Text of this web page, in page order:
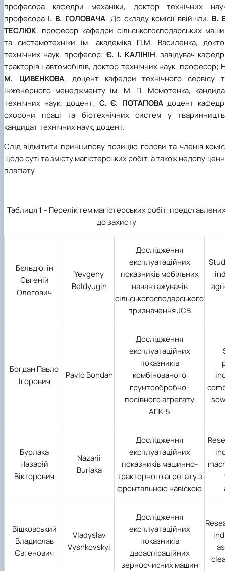
професора кафедри механіки, доктор технічних
професора І. В. ГОЛОВАЧА. До складу комісії ввійшли: В.
ТЕСЛЮК, професор кафедри сільськогосподарських
та системотехніки ім. академіка П.М. Василенка,
технічних наук, професор; Є. І. КАЛІНІН, завідувач
тракторів і автомобілів, доктор технічних наук, професор;
М. ЦИВЕНКОВА, доцент кафедри технічного сервісу
інженерного менеджменту ім. М. П. Момотенка,
технічних наук, доцент; С. Є. ПОТАПОВА доцент
охорони праці та біотехнічних систем у
кандидат технічних наук, доцент.
Слід відмітити принципову позицію голови та членів
щодо суті та змісту магістерських робіт, а також
плагіату.
Таблиця 1 – Перелік тем магістерських робіт,
до захисту
Бєльдюгін
Євгеній
Олегович
Yevgeny
Beldyugin
Дослідження
експлуатаційних
показників мобільних
навантажувачів
сільськогосподарського
призначення JCB
Богдан Павло
Ігорович
Pavlo Bohdan
Дослідження
експлуатаційних
показників
комбінованого
грунтообробно-
посівного агрегату
АПК-5
Бурлака
Назарій
Вікторович
Nazarii
Burlaka
Дослідження
експлуатаційних
показників машинно-
тракторного агрегату з
фронтальною навіскою
Вішковський
Владислав
Євгенович
Vladyslav
Vyshkovskyi
Дослідження
експлуатаційних
показників
двоаспіраційних
зерноочисних машин